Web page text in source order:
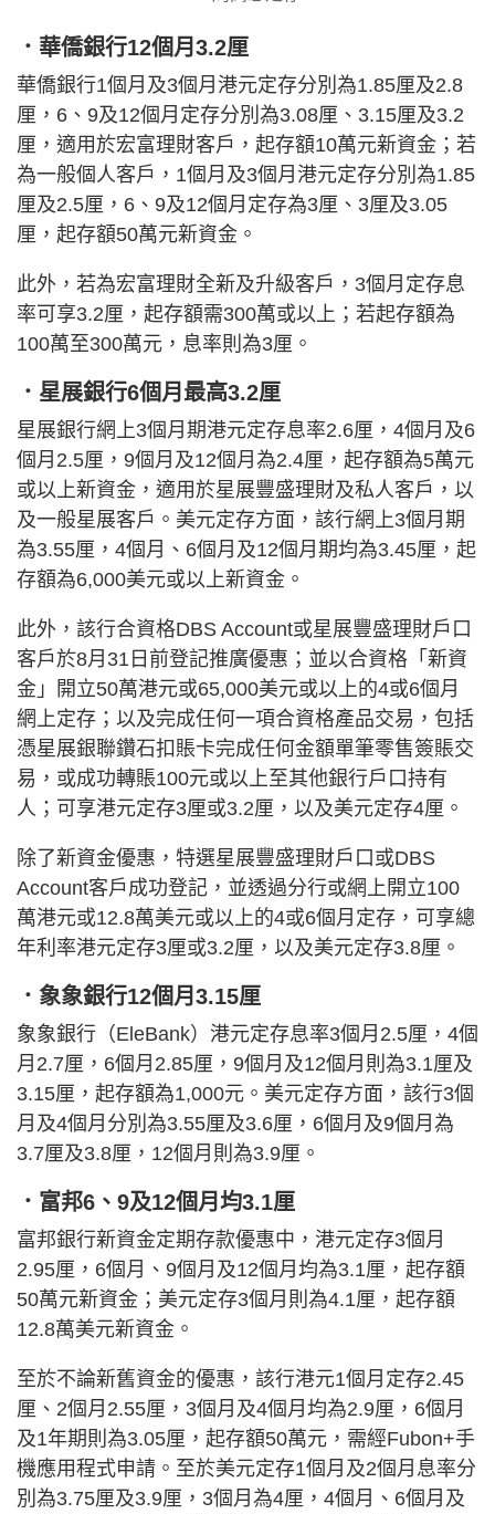
．華僑銀行12個月3.2厘
華僑銀行1個月及3個月港元定存分別為1.85厘及2.8
厘，6、9及12個月定存分別為3.08厘、3.15厘及3.2
厘，適用於宏富理財客戶，起存額10萬元新資金；若
為一般個人客戶，1個月及3個月港元定存分別為1.85
厘及2.5厘，6、9及12個月定存為3厘、3厘及3.05
厘，起存額50萬元新資金。
此外，若為宏富理財全新及升級客戶，3個月定存息
率可享3.2厘，起存額需300萬或以上；若起存額為
100萬至300萬元，息率則為3厘。
．星展銀行6個月最高3.2厘
星展銀行網上3個月期港元定存息率2.6厘，4個月及6
個月2.5厘，9個月及12個月為2.4厘，起存額為5萬元
或以上新資金，適用於星展豐盛理財及私人客戶，以
及一般星展客戶。美元定存方面，該行網上3個月期
為3.55厘，4個月、6個月及12個月期均為3.45厘，起
存額為6,000美元或以上新資金。
此外，該行合資格DBS Account或星展豐盛理財戶口
客戶於8月31日前登記推廣優惠；並以合資格「新資
金」開立50萬港元或65,000美元或以上的4或6個月
網上定存；以及完成任何一項合資格產品交易，包括
憑星展銀聯鑽石扣賬卡完成任何金額單筆零售簽賬交
易，或成功轉賬100元或以上至其他銀行戶口持有
人；可享港元定存3厘或3.2厘，以及美元定存4厘。
除了新資金優惠，特選星展豐盛理財戶口或DBS
Account客戶成功登記，並透過分行或網上開立100
萬港元或12.8萬美元或以上的4或6個月定存，可享總
年利率港元定存3厘或3.2厘，以及美元定存3.8厘。
．象象銀行12個月3.15厘
象象銀行（EleBank）港元定存息率3個月2.5厘，4個
月2.7厘，6個月2.85厘，9個月及12個月則為3.1厘及
3.15厘，起存額為1,000元。美元定存方面，該行3個
月及4個月分別為3.55厘及3.6厘，6個月及9個月為
3.7厘及3.8厘，12個月則為3.9厘。
．富邦6、9及12個月均3.1厘
富邦銀行新資金定期存款優惠中，港元定存3個月
2.95厘，6個月、9個月及12個月均為3.1厘，起存額
50萬元新資金；美元定存3個月則為4.1厘，起存額
12.8萬美元新資金。
至於不論新舊資金的優惠，該行港元1個月定存2.45
厘、2個月2.55厘，3個月及4個月均為2.9厘，6個月
及1年期則為3.05厘，起存額50萬元，需經Fubon+手
機應用程式申請。至於美元定存1個月及2個月息率分
別為3.75厘及3.9厘，3個月為4厘，4個月、6個月及